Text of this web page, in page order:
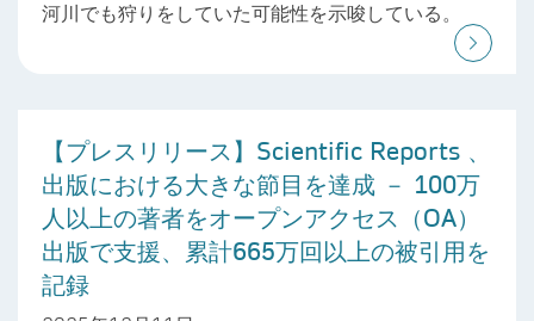
河川でも狩りをしていた可能性を示唆している。
【プレスリリース】Scientific Reports 、
出版における大きな節目を達成 － 100万
人以上の著者をオープンアクセス（OA）
出版で支援、累計665万回以上の被引用を
記録